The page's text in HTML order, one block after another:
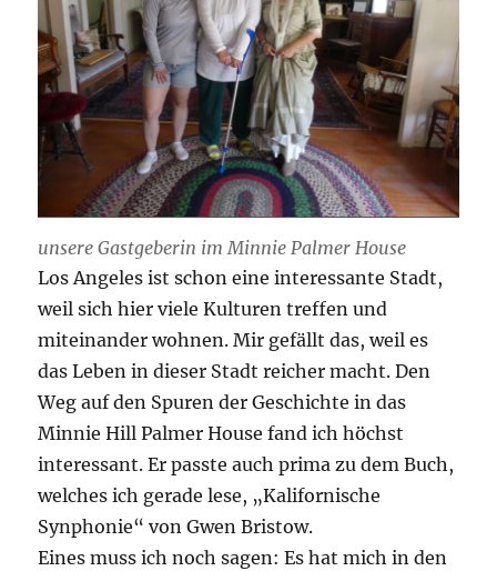
unsere Gastgeberin im Minnie Palmer House
Los Angeles ist schon eine interessante Stadt,
weil sich hier viele Kulturen treffen und
miteinander wohnen. Mir gefällt das, weil es
das Leben in dieser Stadt reicher macht. Den
Weg auf den Spuren der Geschichte in das
Minnie Hill Palmer House fand ich höchst
interessant. Er passte auch prima zu dem Buch,
welches ich gerade lese, „Kalifornische
Synphonie“ von Gwen Bristow.
Eines muss ich noch sagen: Es hat mich in den